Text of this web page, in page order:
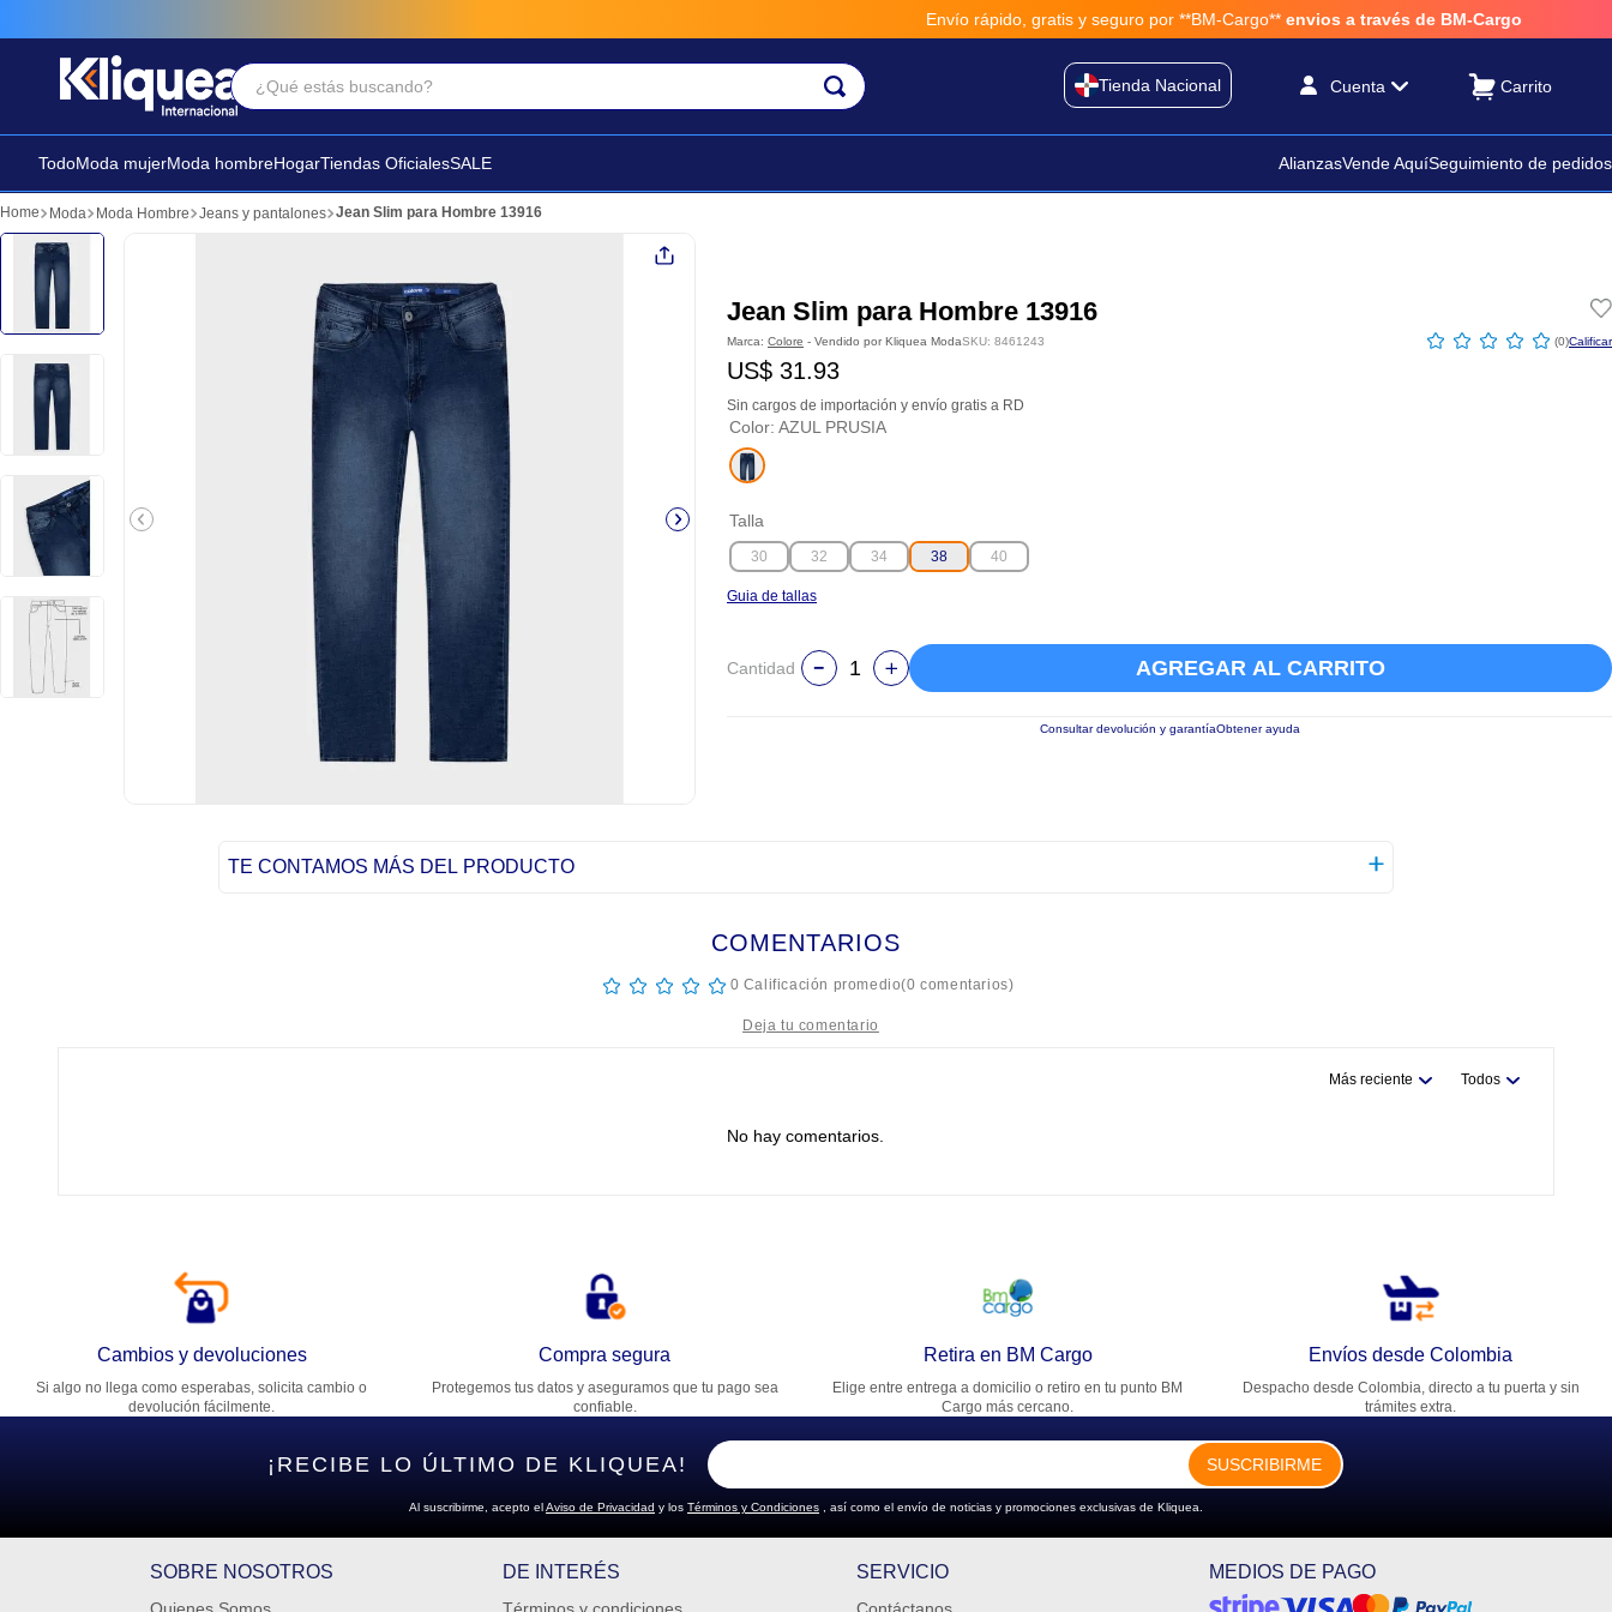
Envío rápido, gratis y seguro por **BM-Cargo** envios a través de BM-Cargo
¿Qué estás buscando?
Tienda Nacional Cuenta
TodoModa mujerModa hombreHogarTiendas OficialesSALE AlianzasVende AquíSeguimiento de pedidos
Moda Moda Hombre Jeans y pantalones Jean Slim para Hombre 13916
Jean Slim para Hombre 13916
Marca: Colore - Vendido por Kliquea ModaSKU: 8461243 ☆ ☆ ☆ ☆ ☆ (0)
US$ 31.93
Sin cargos de importación y envío gratis a RD
Color: AZUL PRUSIA
Talla
30 32 34 38 40
Guia de tallas
Cantidad AGREGAR AL CARRITO
Consultar devolución y garantíaObtener ayuda
TE CONTAMOS MÁS DEL PRODUCTO
COMENTARIOS
☆ ☆ ☆ ☆ ☆ 0 Calificación promedio(0 comentarios)
Dirección de email
Escribe un comentario
ENVIAR COMENTARIO
Más reciente Todos
No hay comentarios.
Cambios y devoluciones
Si algo no llega como esperabas, solicita cambio o
devolución fácilmente.
Compra segura
Protegemos tus datos y aseguramos que tu pago sea
confiable.
Retira en BM Cargo
Elige entre entrega a domicilio o retiro en tu punto BM
Cargo más cercano.
Envíos desde Colombia
Despacho desde Colombia, directo a tu puerta y sin
trámites extra.
¡RECIBE LO ÚLTIMO DE KLIQUEA! SUSCRIBIRME
Al suscribirme, acepto elAviso de Privacidad y los Términos y Condiciones , así como el envío de noticias y promociones exclusivas de Kliquea.
SOBRE NOSOTROS DE INTERÉS SERVICIO MEDIOS DE PAGO
Términos Más Buscados
2. faldas